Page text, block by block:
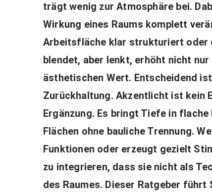
trägt wenig zur Atmosphäre bei.
Wirkung eines Raums komplett
Arbeitsfläche klar strukturiert oder
blendet, aber lenkt, erhöht nicht
ästhetischen Wert. Entscheidend
Zurückhaltung. Akzentlicht ist kein
Ergänzung. Es bringt Tiefe in
Flächen ohne bauliche Trennung.
Funktionen oder erzeugt gezielt
zu integrieren, dass sie nicht als
des Raumes. Dieser Ratgeber